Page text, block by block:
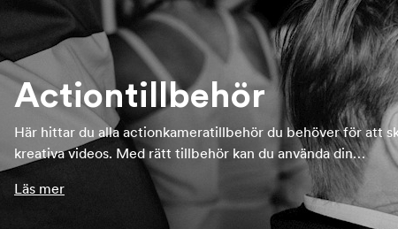
Actiontillbehör
Här hittar du alla actionkameratillbehör du behöver för att
kreativa videos. Med rätt tillbehör kan du använda din
actionkamera på många fler sätt, vare sig du filmar
eller bara för skojs skull. Focus Nordic har ett brett urval av
tillbehör, tex GoPro-fästen, grepp, stänger, kablar, externa
Läs mer